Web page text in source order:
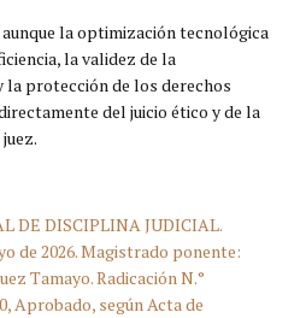
la optimización tecnológica
la validez de la
la protección de los derechos
del juicio ético y de la
DE DISCIPLINA JUDICIAL.
de 2026. Magistrado ponente:
Tamayo. Radicación N.°
Aprobado, según Acta de